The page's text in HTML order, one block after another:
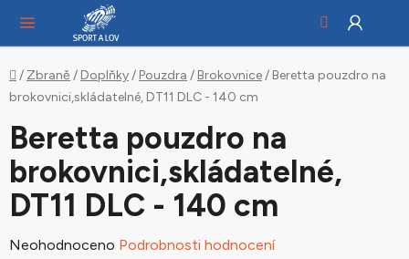
obsah
Domů
/ Zbraně / Doplňky/ Pouzdra / Brokovnice/ Beretta pouzdro na
brokovnici,skládatelné, DT11 DLC - 140 cm
Beretta pouzdro na
brokovnici,skládatelné,
DT11 DLC - 140 cm
Průměrné
Neohodnoceno Podrobnosti hodnocení